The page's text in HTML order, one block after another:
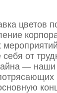
цветов
от
— наши